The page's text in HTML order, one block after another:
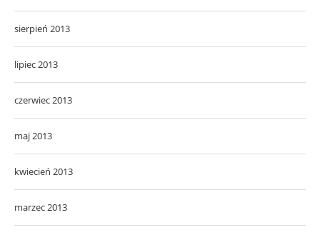
sierpień 2013
lipiec 2013
czerwiec 2013
maj 2013
kwiecień 2013
marzec 2013